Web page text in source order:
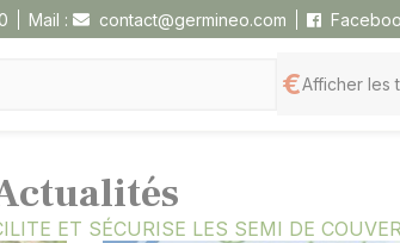
Mail : contact@germineo.com
Afficher les
ET SÉCURISE LES SEMI DE